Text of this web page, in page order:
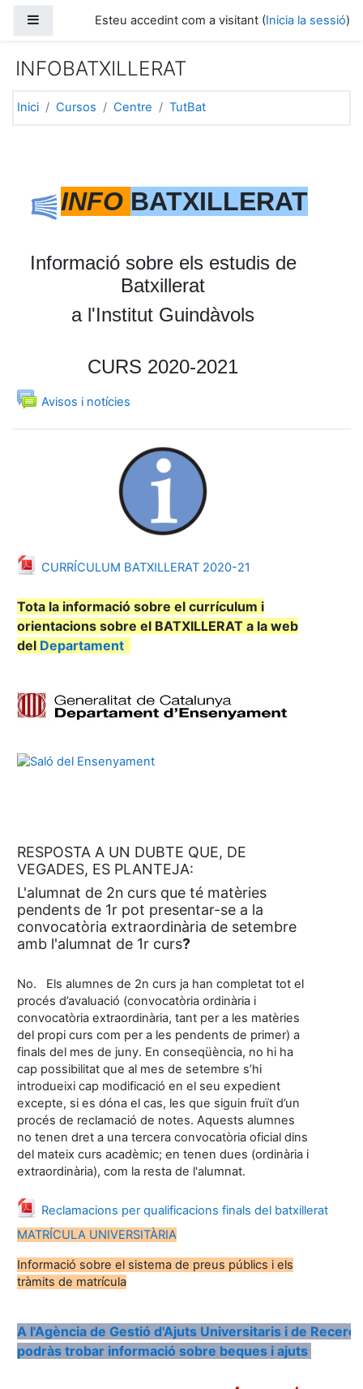
Panell lateralEsteu accedint com a visitant (Inicia la sessió)
INFOBATXILLERAT
Inici Cursos Centre TutBat
INFO BATXILLERAT
Informació sobre els estudis de
Batxillerat
a l'Institut Guindàvols
CURS 2020-2021
Avisos i notícies
Fòrum
CURRÍCULUM BATXILLERAT 2020-21
Fitxer
Tota la informació sobre el currículum i
orientacions sobre el BATXILLERAT a la web
del Departament
RESPOSTA A UN DUBTE QUE, DE
VEGADES, ES PLANTEJA:
L'alumnat de 2n curs que té matèries
pendents de 1r pot presentar-se a la
convocatòria extraordinària de setembre
amb l'alumnat de 1r curs?
No. Els alumnes de 2n curs ja han completat tot el
procés d’avaluació (convocatòria ordinària i
convocatòria extraordinària, tant per a les matèries
del propi curs com per a les pendents de primer) a
finals del mes de juny. En conseqüència, no hi ha
cap possibilitat que al mes de setembre s’hi
introdueixi cap modificació en el seu expedient
excepte, si es dóna el cas, les que siguin fruït d’un
procés de reclamació de notes. Aquests alumnes
no tenen dret a una tercera convocatòria oficial dins
del mateix curs acadèmic; en tenen dues (ordinària i
extraordinària), com la resta de l'alumnat.
Reclamacions per qualificacions finals del batxillerat
Fitxer
MATRÍCULA UNIVERSITÀRIA
Informació sobre el sistema de preus públics i els
tràmits de matrícula
A l'Agència de Gestió d'Ajuts Universitaris i de
podràs trobar informació sobre beques i ajuts